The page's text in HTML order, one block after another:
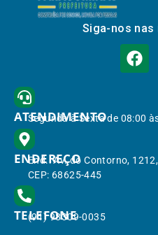
Siga-nos
ATENDIMENTO
Segunda à Sexta de 08:00
ENDEREÇO
End.: Av. do Contorno,
CEP: 68625-445
TELEFONE
(91) 98309-0035